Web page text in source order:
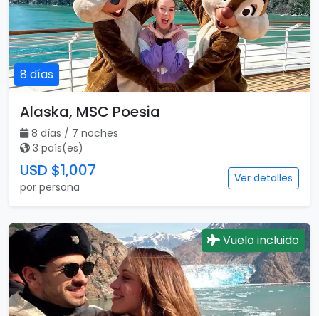
8 días
Alaska, MSC Poesia
8 días / 7 noches
3 país(es)
USD $1,007
por persona
Ver detalles
Vuelo incluido